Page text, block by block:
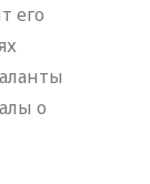
его
о